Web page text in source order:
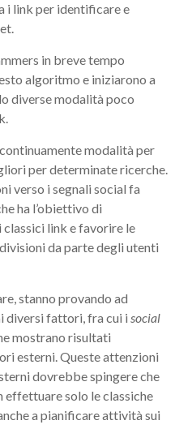
i link per identificare e
in breve tempo
algoritmo e iniziarono a
diverse modalità poco
modalità per
per determinate ricerche.
verso i segnali social fa
ha l’obiettivo di
link e favorire le
da parte degli utenti
stanno provando ad
diversi fattori, fra cui i social
mostrano risultati
esterni. Queste attenzioni
dovrebbe spingere che
effettuare solo le classiche
a pianificare attività sui